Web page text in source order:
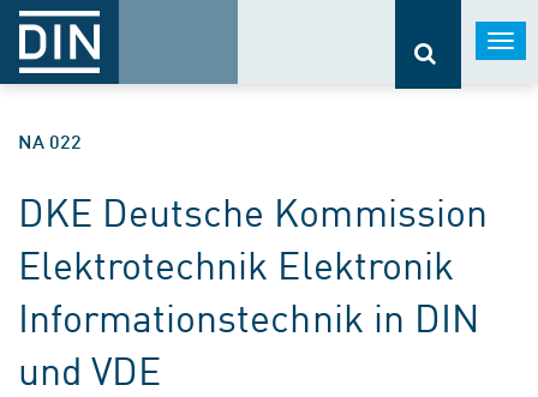
NA 022
DKE Deutsche Kommission
Elektrotechnik Elektronik
Informationstechnik in DIN
und VDE